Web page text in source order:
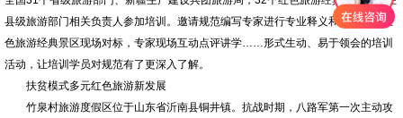
县级旅游部门相关负责人参加培训。邀请规范编写专家进行专业释义和解读，到红
色旅游经典景区现场对标，专家现场互动点评讲学……形式生动、易于领会的培训
活动，让培训学员对规范有了更深入了解。
扶贫模式多元红色旅游新发展
竹泉村旅游度假区位于山东省沂南县铜井镇。抗战时期，八路军第一次主动攻